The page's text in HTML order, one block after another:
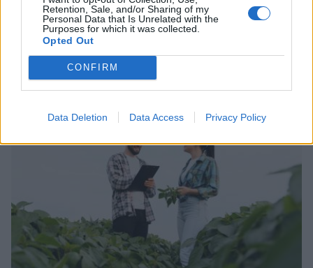
Retention, Sale, and/or Sharing of my
Personal Data that Is Unrelated with the
Purposes for which it was collected.
Opted Out
CONFIRM
Data Deletion Data Access Privacy Policy
Θέσεις εργασίας από τη ΒΙΟΜΕΚ ΒΛΑΧΑΚΗΣ σε
Σπάρτη και Τρίπολη
05/08/2026 11:34